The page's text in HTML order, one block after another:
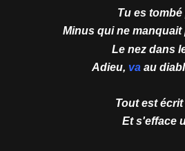
Tu es
Minus qui ne manquait
Le nez dans
Adieu, va au
Tout est écrit
Et s'efface